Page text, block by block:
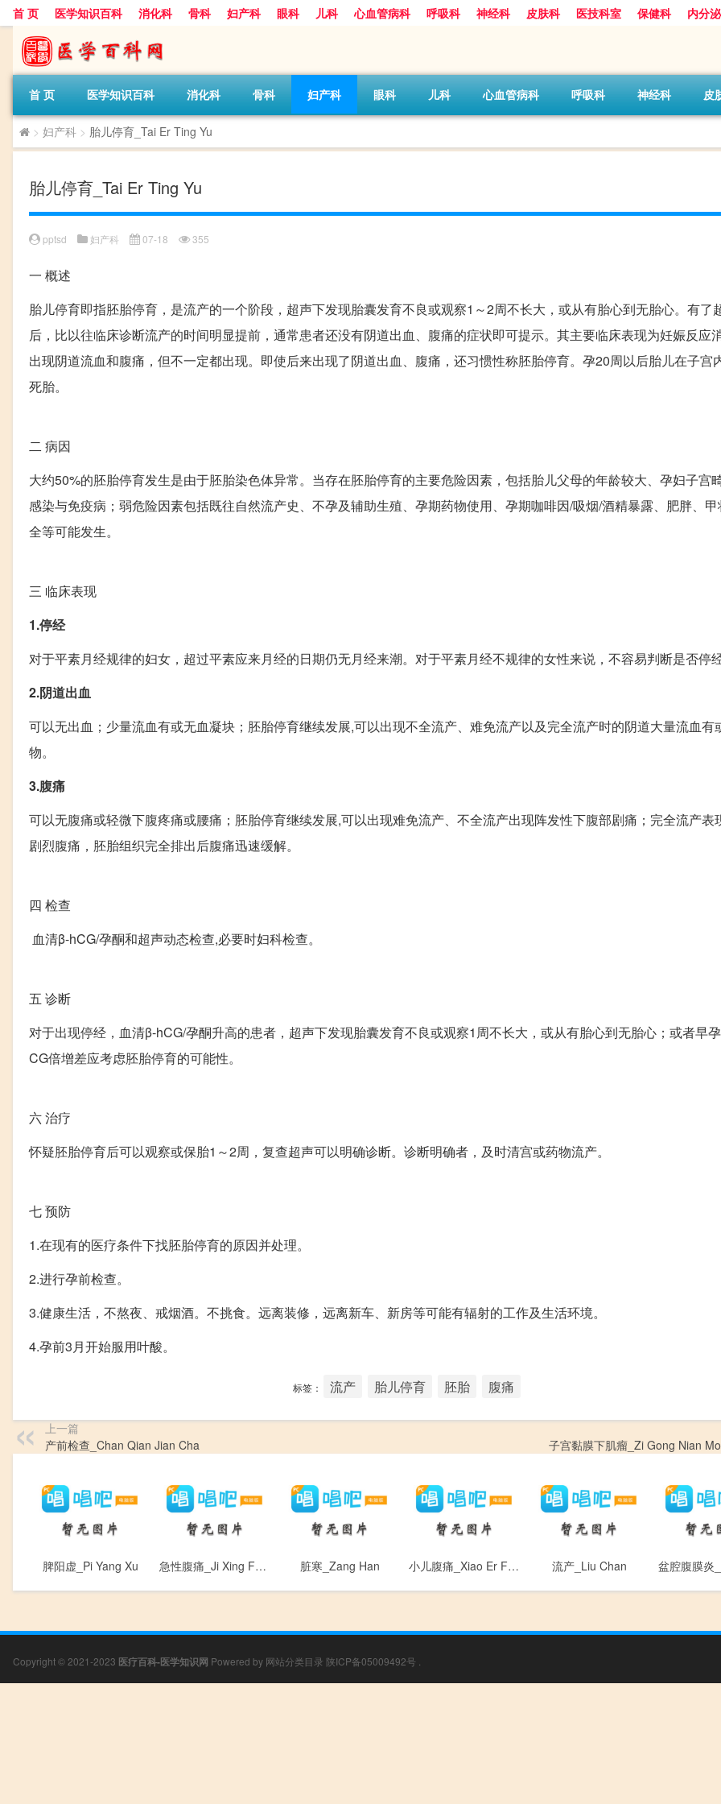
首 页 医学知识百科 消化科 骨科 妇产科 眼科 儿科 心血管病科 呼吸科 神经科 皮肤科 医技科室 保健科 内分
首 页 医学知识百科 消化科 骨科 妇产科 眼科 儿科 心血管病科 呼吸科 神经科 皮
> 妇产科 > 胎儿停育_Tai Er Ting Yu
胎儿停育_Tai Er Ting Yu
pptsd 妇产科 07-18 355
一 概述
胎儿停育即指胚胎停育，是流产的一个阶段，超声下发现胎囊发育不良或观察1～2周不长大，或从有胎心到无胎心。有了
后，比以往临床诊断流产的时间明显提前，通常患者还没有阴道出血、腹痛的症状即可提示。其主要临床表现为妊娠反应
出现阴道流血和腹痛，但不一定都出现。即使后来出现了阴道出血、腹痛，还习惯性称胚胎停育。孕20周以后胎儿在子宫
死胎。
二 病因
大约50%的胚胎停育发生是由于胚胎染色体异常。当存在胚胎停育的主要危险因素，包括胎儿父母的年龄较大、孕妇子宫
感染与免疫病；弱危险因素包括既往自然流产史、不孕及辅助生殖、孕期药物使用、孕期咖啡因/吸烟/酒精暴露、肥胖、
全等可能发生。
三 临床表现
1.停经
对于平素月经规律的妇女，超过平素应来月经的日期仍无月经来潮。对于平素月经不规律的女性来说，不容易判断是否停
2.阴道出血
可以无出血；少量流血有或无血凝块；胚胎停育继续发展,可以出现不全流产、难免流产以及完全流产时的阴道大量流血有
物。
3.腹痛
可以无腹痛或轻微下腹疼痛或腰痛；胚胎停育继续发展,可以出现难免流产、不全流产出现阵发性下腹部剧痛；完全流产表
剧烈腹痛，胚胎组织完全排出后腹痛迅速缓解。
四 检查
血清β-hCG/孕酮和超声动态检查,必要时妇科检查。
五 诊断
对于出现停经，血清β-hCG/孕酮升高的患者，超声下发现胎囊发育不良或观察1周不长大，或从有胎心到无胎心；或者早
CG倍增差应考虑胚胎停育的可能性。
六治疗
怀疑胚胎停育后可以观察或保胎1～2周，复查超声可以明确诊断。诊断明确者，及时清宫或药物流产。
七预防
1.在现有的医疗条件下找胚胎停育的原因并处理。
2.进行孕前检查。
3.健康生活，不熬夜、戒烟酒。不挑食。远离装修，远离新车、新房等可能有辐射的工作及生活环境。
4.孕前3月开始服用叶酸。
标签： 流产 胎儿停育 胚胎 腹痛
上一篇
产前检查_Chan Qian Jian Cha
子宫黏膜下肌瘤_Zi Gong Nian
脾阳虚_Pi Yang Xu 急性腹痛_Ji Xing Fu Tong 脏寒_Zang Han 小儿腹痛_Xiao Er Fu Tong 流产_Liu Chan
Copyright © 2021-2023 医疗百科-医学知识网 Powered by 网站分类目录 陕ICP备05009492号